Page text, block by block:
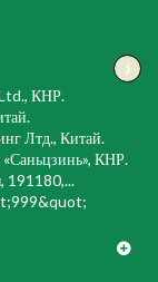
›
КНР.
Лтд., Китай.
КНР.
191180,...